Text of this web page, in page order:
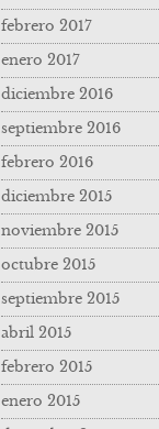
febrero 2017
enero 2017
diciembre 2016
septiembre 2016
febrero 2016
diciembre 2015
noviembre 2015
octubre 2015
septiembre 2015
abril 2015
febrero 2015
enero 2015